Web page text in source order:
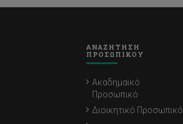
ΑΝΑΖΗΤΗΣΗ
ΠΡΟΣΩΠΙΚΟΥ
Ακαδημαϊκό
Προσωπικό
Διοικητικό Προσωπικό